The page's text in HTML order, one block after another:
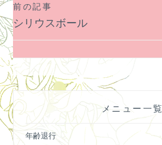
投
稿
ナ
ビ
ゲ
ー
シ
ョ
前の記事
シリウスボール
メニュー一覧
年齢退行